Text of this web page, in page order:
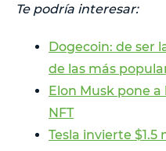
Te podría interesar:
Dogecoin: de ser
de las más
Elon Musk pone
NFT
Tesla invierte